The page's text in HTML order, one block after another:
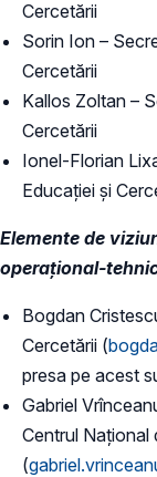
Cercetării
Sorin Ion –
Cercetării
Kallos Zoltan –
Cercetării
Ionel-Florian
Educației și
Elemente de
operațional-
Bogdan
Cercetării (
presa pe acest
Gabriel
Centrul Național
(